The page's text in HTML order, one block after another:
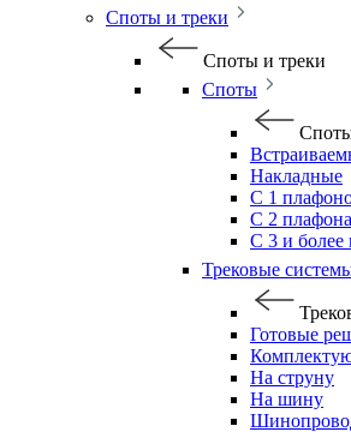
Споты и треки
Споты и треки
Споты
Накладные
С 1
С 2
С 3 и более
Трековые
Готовые
На струну
На шину